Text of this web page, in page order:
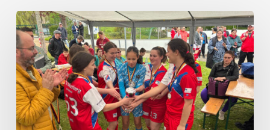
Erstes
Turnier
des
Mädchenteams